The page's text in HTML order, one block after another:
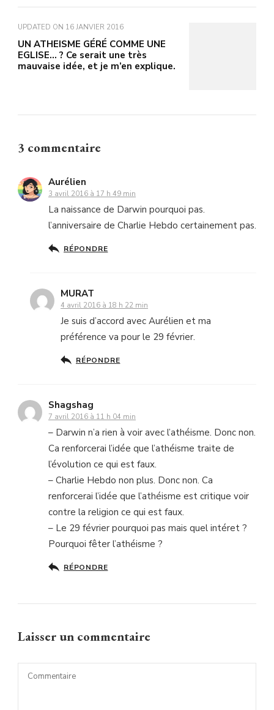
UPDATED ON 16 JANVIER 2016
UN ATHEISME GÉRÉ COMME UNE
EGLISE… ? Ce serait une très
mauvaise idée, et je m’en explique.
3 commentaire
Aurélien
3 avril 2016 à 17 h 49 min
La naissance de Darwin pourquoi pas.
l’anniversaire de Charlie Hebdo certainement pas.
RÉPONDRE
MURAT
4 avril 2016 à 18 h 22 min
Je suis d’accord avec Aurélien et ma
préférence va pour le 29 février.
RÉPONDRE
Shagshag
7 avril 2016 à 11 h 04 min
– Darwin n’a rien à voir avec l’athéisme. Donc non.
Ca renforcerai l’idée que l’athéisme traite de
l’évolution ce qui est faux.
– Charlie Hebdo non plus. Donc non. Ca
renforcerai l’idée que l’athéisme est critique voir
contre la religion ce qui est faux.
– Le 29 février pourquoi pas mais quel intéret ?
Pourquoi fêter l’athéisme ?
RÉPONDRE
Laisser un commentaire